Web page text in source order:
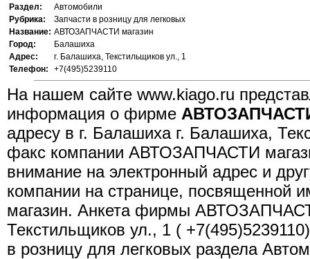
Раздел:
Автомобили
Рубрика:
Запчасти в розницу для легковых
Название: АВТОЗАПЧАСТИ магазин
Город:
Балашиха
Адрес:
г. Балашиха, Текстильщиков ул., 1
Телефон:
+7(495)5239110
На нашем сайте www.kiago.ru
информация о фирме
адресу в г. Балашиха г. Балашиха,
факс компании АВТОЗАПЧАСТИ
внимание на электронный адрес и
компании на странице,
магазин. Анкета фирмы
Текстильщиков ул., 1 (
в розницу для легковых раздела